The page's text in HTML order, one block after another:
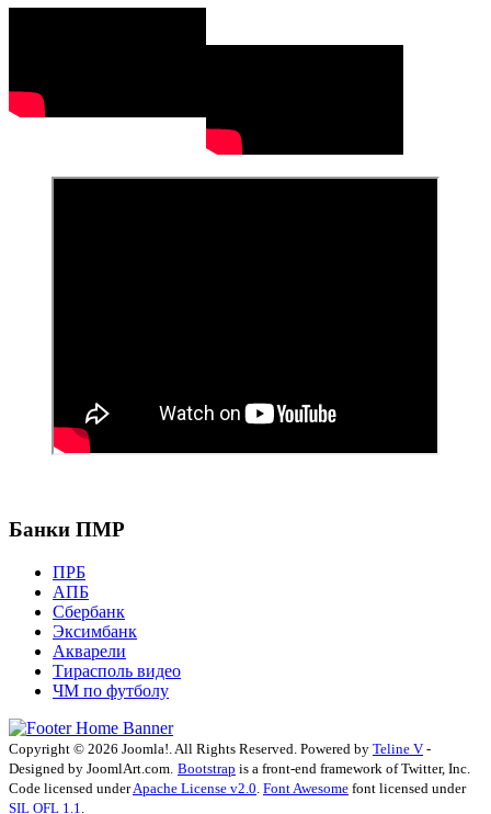
Банки ПМР
ПРБ
АПБ
Сбербанк
Эксимбанк
Акварели
Тирасполь видео
ЧМ по футболу
Copyright © 2026 Joomla!. All Rights Reserved. Powered by Teline V -
Designed by JoomlArt.com. Bootstrap is a front-end framework of Twitter, Inc.
Code licensed underApache License v2.0 Font Awesome font licensed under
SIL OFL 1.1